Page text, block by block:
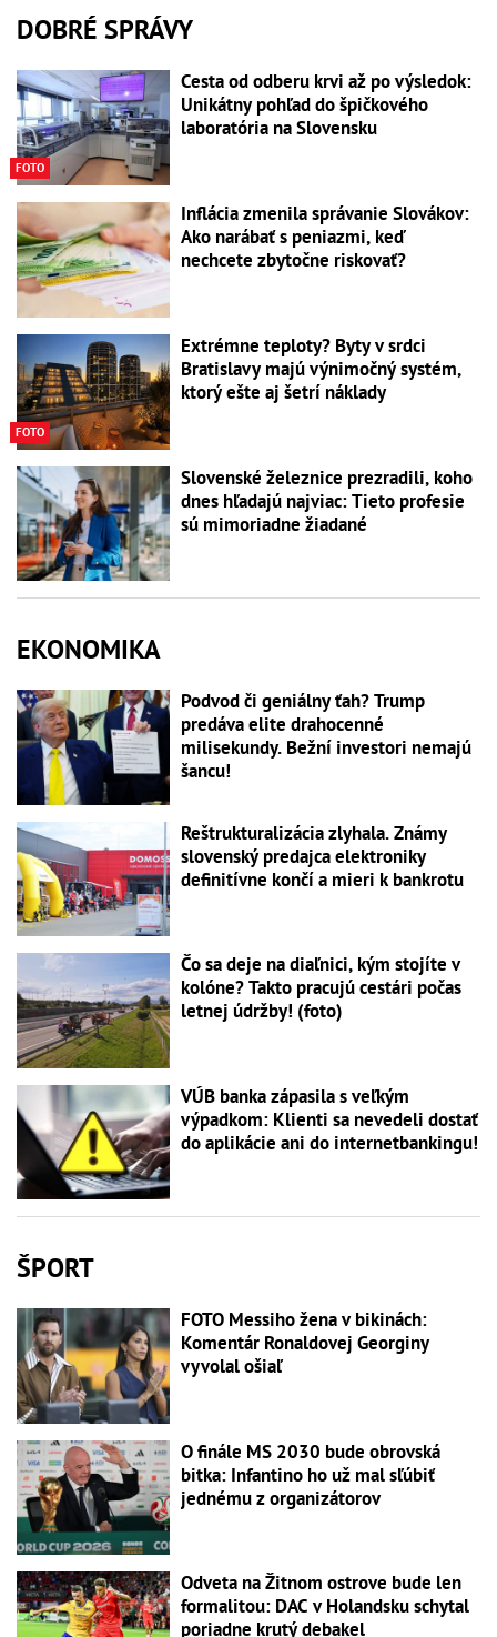
DOBRÉ SPRÁVY
FOTO
Cesta od odberu krvi až po výsledok:
Unikátny pohľad do špičkového
laboratória na Slovensku
Inflácia zmenila správanie Slovákov:
Ako narábať s peniazmi, keď
nechcete zbytočne riskovať?
FOTO
Extrémne teploty? Byty v srdci
Bratislavy majú výnimočný systém,
ktorý ešte aj šetrí náklady
Slovenské železnice prezradili, koho
dnes hľadajú najviac: Tieto profesie
sú mimoriadne žiadané
EKONOMIKA
Podvod či geniálny ťah? Trump
predáva elite drahocenné
milisekundy. Bežní investori nemajú
šancu!
Reštrukturalizácia zlyhala. Známy
slovenský predajca elektroniky
definitívne končí a mieri k bankrotu
Čo sa deje na diaľnici, kým stojíte v
kolóne? Takto pracujú cestári počas
letnej údržby! (foto)
VÚB banka zápasila s veľkým
výpadkom: Klienti sa nevedeli dostať
do aplikácie ani do internetbankingu!
ŠPORT
FOTO Messiho žena v bikinách:
Komentár Ronaldovej Georginy
vyvolal ošiaľ
O finále MS 2030 bude obrovská
bitka: Infantino ho už mal sľúbiť
jednému z organizátorov
Odveta na Žitnom ostrove bude len
formalitou: DAC v Holandsku schytal
poriadne krutý debakel